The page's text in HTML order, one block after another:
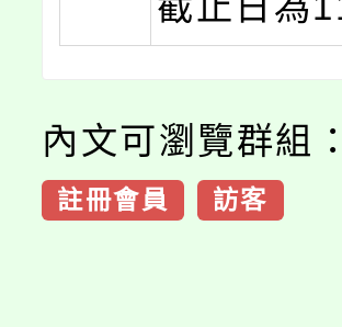
內文可瀏覽群組：
註冊會員 訪客